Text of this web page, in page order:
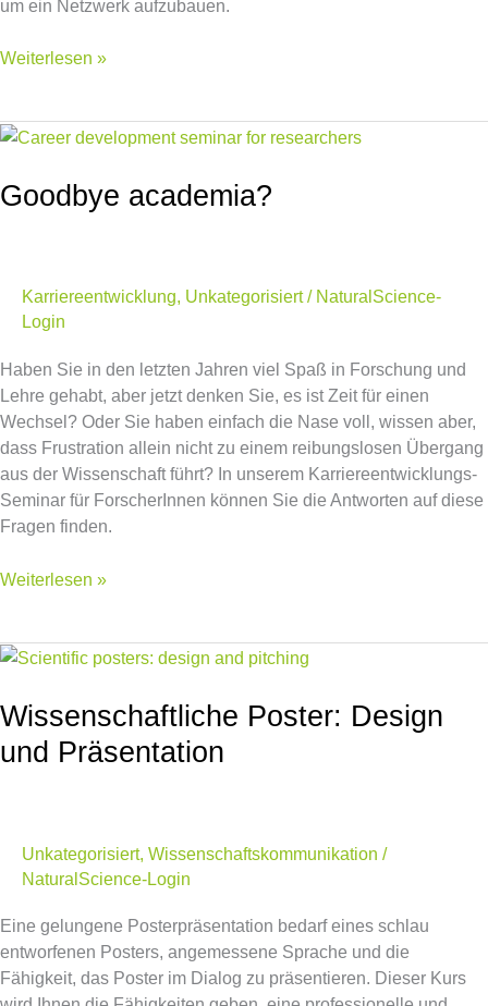
um ein Netzwerk aufzubauen.
Weiterlesen »
Goodbye academia?
Karriereentwicklung, Unkategorisiert/ NaturalScience-
Login
Haben Sie in den letzten Jahren viel Spaß in Forschung und
Lehre gehabt, aber jetzt denken Sie, es ist Zeit für einen
Wechsel? Oder Sie haben einfach die Nase voll, wissen aber,
dass Frustration allein nicht zu einem reibungslosen Übergang
aus der Wissenschaft führt? In unserem Karriereentwicklungs-
Seminar für ForscherInnen können Sie die Antworten auf diese
Fragen finden.
Goodbye
Weiterlesen »
Wissenschaftliche Poster: Design
und Präsentation
Unkategorisiert, Wissenschaftskommunikation /
NaturalScience-Login
Eine gelungene Posterpräsentation bedarf eines schlau
entworfenen Posters, angemessene Sprache und die
Fähigkeit, das Poster im Dialog zu präsentieren. Dieser Kurs
Wissenschaftliche
Design
Präsentation